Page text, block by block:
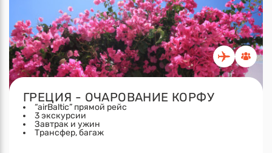
ГРЕЦИЯ - ОЧАРОВАНИЕ КОРФУ
“airBaltic” прямой рейс
3 экскурсии
Завтрак и ужин
Tрансфер, багаж